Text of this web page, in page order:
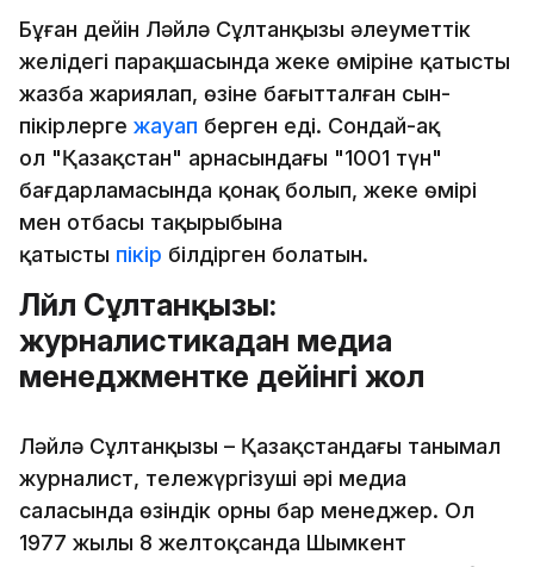
Бұған дейін Ләйлә Сұлтанқызы әлеуметтік
желідегі парақшасында жеке өміріне қатысты
жазба жариялап, өзіне бағытталған сын-
пікірлерге жауап берген еді. Сондай-ақ
ол "Қазақстан" арнасындағы "1001 түн"
бағдарламасында қонақ болып, жеке өмірі
мен отбасы тақырыбына
қатысты пікір білдірген болатын.
Ләйлә Сұлтанқызы:
журналистикадан медиа
менеджментке дейінгі жол
Ләйлә Сұлтанқызы – Қазақстандағы танымал
журналист, тележүргізуші әрі медиа
саласында өзіндік орны бар менеджер. Ол
1977 жылы 8 желтоқсанда Шымкент